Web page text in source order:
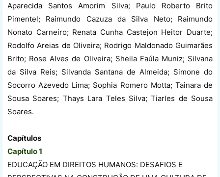
Aparecida Santos Amorim Silva; Paulo Roberto Brito
Pimentel; Raimundo Cazuza da Silva Neto; Raimundo
Nonato Carneiro; Renata Cunha Castejon Heitor Duarte;
Rodolfo Areias de Oliveira; Rodrigo Maldonado Guimarães
Brito; Rose Alves de Oliveira; Sheila Faúla Muniz; Silvana
da Silva Reis; Silvanda Santana de Almeida; Simone do
Socorro Azevedo Lima; Sophia Romero Motta; Tainara de
Sousa Soares; Thays Lara Teles Silva; Tiarles de Sousa
Soares.
Capítulos
Capítulo 1
EDUCAÇÃO EM DIREITOS HUMANOS: DESAFIOS E